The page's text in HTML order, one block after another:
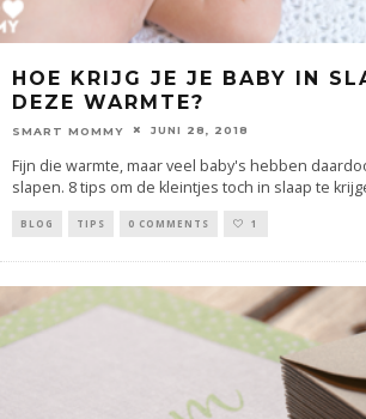
HOE KRIJG JE JE BABY IN
DEZE WARMTE?
SMART MOMMY JUNI 28, 2018
Fijn die warmte, maar veel baby's hebben
slapen. 8 tips om de kleintjes toch in slaap te
BLOG TIPS 0 COMMENTS 1